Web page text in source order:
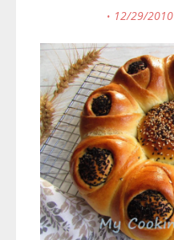
12/29/2010